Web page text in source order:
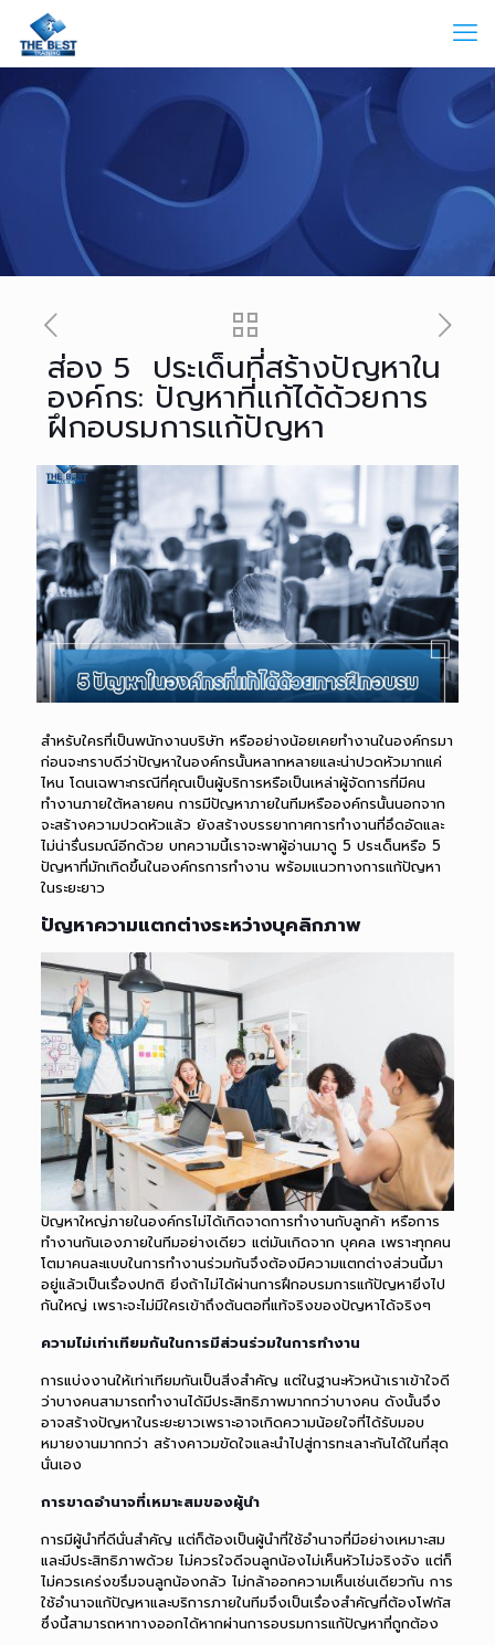
ส่อง 5 ประเด็นที่สร้างปัญหาใน
องค์กร: ปัญหาที่แก้ได้ด้วยการ
ฝึกอบรมการแก้ปัญหา
สำหรับใครที่เป็นพนักงานบริษัท หรืออย่างน้อยเคยทำงานในองค์กรมา
ก่อนจะทราบดีว่าปัญหาในองค์กรนั้นหลากหลายและน่าปวดหัวมากแค่
ไหน โดนเฉพาะกรณีที่คุณเป็นผู้บริการหรือเป็นเหล่าผู้จัดการที่มีคน
ทำงานภายใต้หลายคน การมีปัญหาภายในทีมหรือองค์กรนั้นนอกจาก
จะสร้างความปวดหัวแล้ว ยังสร้างบรรยากาศการทำงานที่อึดอัดและ
ไม่น่ารื่นรมณ์อีกด้วย บทความนี้เราจะพาผู้อ่านมาดู 5 ประเด็นหรือ 5
ปัญหาที่มักเกิดขึ้นในองค์กรการทำงาน พร้อมแนวทางการแก้ปัญหา
ในระยะยาว
ปัญหาความแตกต่างระหว่างบุคลิกภาพ
ปัญหาใหญ่ภายในองค์กรไม่ได้เกิดจาดการทำงานกับลูกค้า หรือการ
ทำงานกันเองภายในทีมอย่างเดียว แต่มันเกิดจาก บุคคล เพราะทุกคน
โตมาคนละแบบในการทำงานร่วมกันจึงต้องมีความแตกต่างส่วนนี้มา
อยู่แล้วเป็นเรื่องปกติ ยิ่งถ้าไม่ได้ผ่านการฝึกอบรมการแก้ปัญหายิ่งไป
กันใหญ่ เพราะจะไม่มีใครเข้าถึงต้นตอที่แท้จริงของปัญหาได้จริงๆ
ความไม่เท่าเทียมกันในการมีส่วนร่วมในการทำงาน
การแบ่งงานให้เท่าเทียมกันเป็นสิ่งสำคัญ แต่ในฐานะหัวหน้าเราเข้าใจดี
ว่าบางคนสามารถทำงานได้มีประสิทธิภาพมากกว่าบางคน ดังนั้นจึง
อาจสร้างปัญหาในระยะยาวเพราะอาจเกิดความน้อยใจที่ได้รับมอบ
หมายงานมากกว่า สร้างคาวมขัดใจและนำไปสู่การทะเลาะกันได้ในที่สุด
นั่นเอง
การขาดอำนาจที่เหมาะสมของผู้นำ
การมีผู้นำที่ดีนั่นสำคัญ แต่ก็ต้องเป็นผู้นำที่ใช้อำนาจที่มีอย่างเหมาะสม
และมีประสิทธิภาพด้วย ไม่ควรใจดีจนลูกน้องไม่เห็นหัวไม่จริงจัง แต่ก็
ไม่ควรเคร่งขรึมจนลูกน้องกลัว ไม่กล้าออกความเห็นเช่นเดียวกัน การ
ใช้อำนาจแก้ปัญหาและบริการภายในทีมจึงเป็นเรื่องสำคัญที่ต้องโฟกัส
ซึ่งนี้สามารถหาทางออกได้หากผ่านการอบรมการแก้ปัญหาที่ถูกต้อง